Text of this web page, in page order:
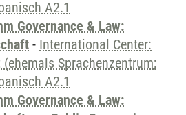
A2.1
Governance & Law:
- International Center:
Sprachenzentrum;
A2.1
Governance & Law: